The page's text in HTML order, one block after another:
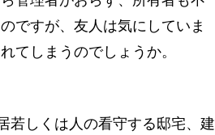
ですが、友人は気にしていま
てしまうのでしょうか。
しくは人の看守する邸宅、建